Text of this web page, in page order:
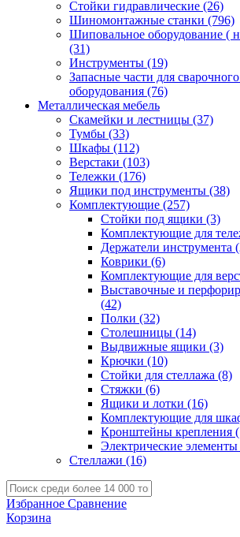
Стойки гидравлические (26)
Шиномонтажные станки (796)
Шиповальное оборудование (
(31)
Инструменты (19)
Запасные части для
оборудования (76)
Металлическая мебель
Скамейки и лестницы (37)
Тумбы (33)
Шкафы (112)
Верстаки (103)
Тележки (176)
Ящики под инструменты (38)
Комплектующие (257)
Стойки под ящики (3)
Комплектующие для
Держатели инструмента
Коврики (6)
Комплектующие для
Выставочные и
(42)
Полки (32)
Столешницы (14)
Выдвижные ящики (3)
Крючки (10)
Стойки для стеллажа (8)
Стяжки (6)
Ящики и лотки (16)
Комплектующие для
Кронштейны крепления
Электрические элементы
Стеллажи (16)
Избранное Сравнение
Корзина